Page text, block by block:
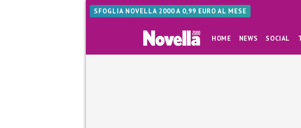
SFOGLIA NOVELLA 2000 A 0,99 EURO AL MESE
HOME NEWS SOCIAL